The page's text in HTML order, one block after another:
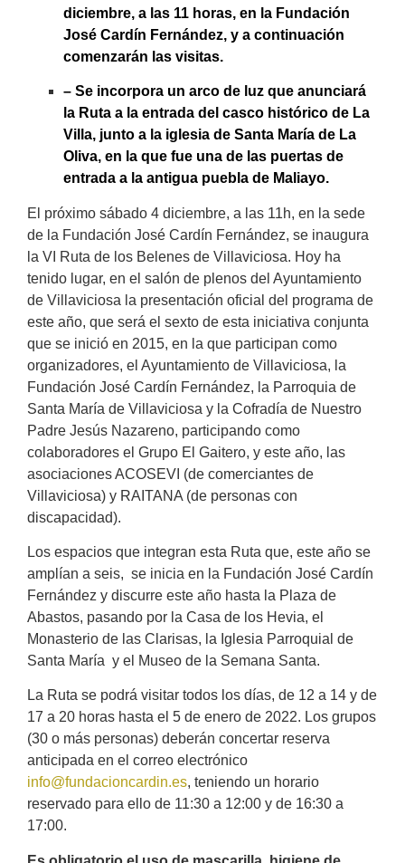
diciembre, a las 11 horas, en la Fundación
José Cardín Fernández, y a continuación
comenzarán las visitas.
– Se incorpora un arco de luz que anunciará
la Ruta a la entrada del casco histórico de La
Villa, junto a la iglesia de Santa María de La
Oliva, en la que fue una de las puertas de
entrada a la antigua puebla de Maliayo.
El próximo sábado 4 diciembre, a las 11h, en la sede
de la Fundación José Cardín Fernández, se inaugura
la VI Ruta de los Belenes de Villaviciosa. Hoy ha
tenido lugar, en el salón de plenos del Ayuntamiento
de Villaviciosa la presentación oficial del programa de
este año, que será el sexto de esta iniciativa conjunta
que se inició en 2015, en la que participan como
organizadores, el Ayuntamiento de Villaviciosa, la
Fundación José Cardín Fernández, la Parroquia de
Santa María de Villaviciosa y la Cofradía de Nuestro
Padre Jesús Nazareno, participando como
colaboradores el Grupo El Gaitero, y este año, las
asociaciones ACOSEVI (de comerciantes de
Villaviciosa) y RAITANA (de personas con
discapacidad).
Los espacios que integran esta Ruta que, este año se
amplían a seis, se inicia en la Fundación José Cardín
Fernández y discurre este año hasta la Plaza de
Abastos, pasando por la Casa de los Hevia, el
Monasterio de las Clarisas, la Iglesia Parroquial de
Santa María y el Museo de la Semana Santa.
La Ruta se podrá visitar todos los días, de 12 a 14 y de
17 a 20 horas hasta el 5 de enero de 2022. Los grupos
(30 o más personas) deberán concertar reserva
anticipada en el correo electrónico
info@fundacioncardin.es, teniendo un horario
reservado para ello de 11:30 a 12:00 y de 16:30 a
17:00.